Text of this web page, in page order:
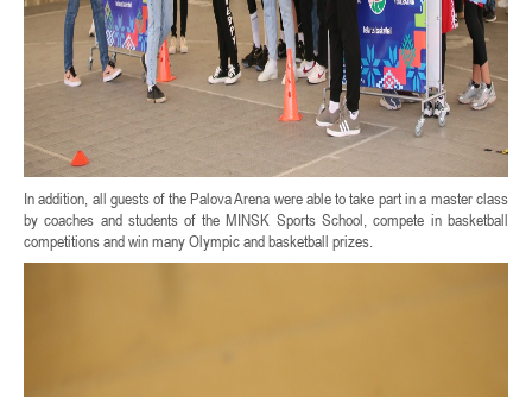
In addition, all guests of the Palova Arena were able to take part in a master class
by coaches and students of the MINSK Sports School, compete in basketball
competitions and win many Olympic and basketball prizes.